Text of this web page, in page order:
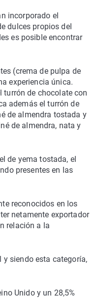
incorporado el
dulces propios del
es posible encontrar
(crema de pulpa de
experiencia única.
turrón de chocolate con
además el turrón de
de almendra tostada y
de almendra, nata y
de yema tostada, el
presentes en las
reconocidos en los
netamente exportador
relación a la
y siendo esta categoría,
Unido y un 28,5%